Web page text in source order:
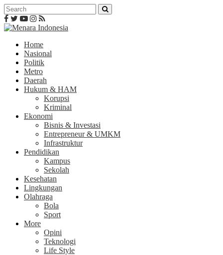
Home
Nasional
Politik
Metro
Daerah
Hukum & HAM
Korupsi
Kriminal
Ekonomi
Bisnis & Investasi
Entrepreneur & UMKM
Infrastruktur
Pendidikan
Kampus
Sekolah
Kesehatan
Lingkungan
Olahraga
Bola
Sport
More
Opini
Teknologi
Life Style